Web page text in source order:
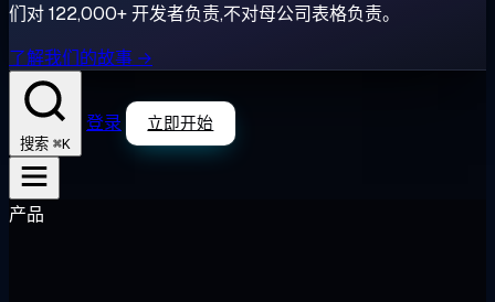
们对 122,000+ 开发者负责,不对母公司表格负责。
了解我们的故事 →
搜索 ⌘K
登录 立即开始
产品